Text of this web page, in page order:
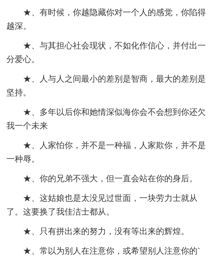
★、有时候，你越隐藏你对一个人的感觉，你陷得
越深。
★、与其担心社会现状，不如化作信心，并付出一
分爱心。
★、人与人之间最小的差别是智商，最大的差别是
坚持。
★、多年以后你和她情深似海你会不会想到你还欠
我一个未来
★、人家怕你，并不是一种福，人家欺你，并不是
一种辱。
★、你的兄弟不强大，但一直会站在你的身后。
★、这姑娘也是太没见过世面，一块劳力士就从
了。这要换了我佳洁士都从。
★、只有拼出来的努力，没有等出来的辉煌。
★、常以为别人在注意你，或希望别人注意你的`